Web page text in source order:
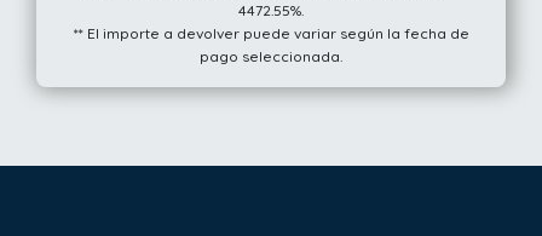
4472.55%.
** El importe a devolver puede variar según la fecha de
pago seleccionada.